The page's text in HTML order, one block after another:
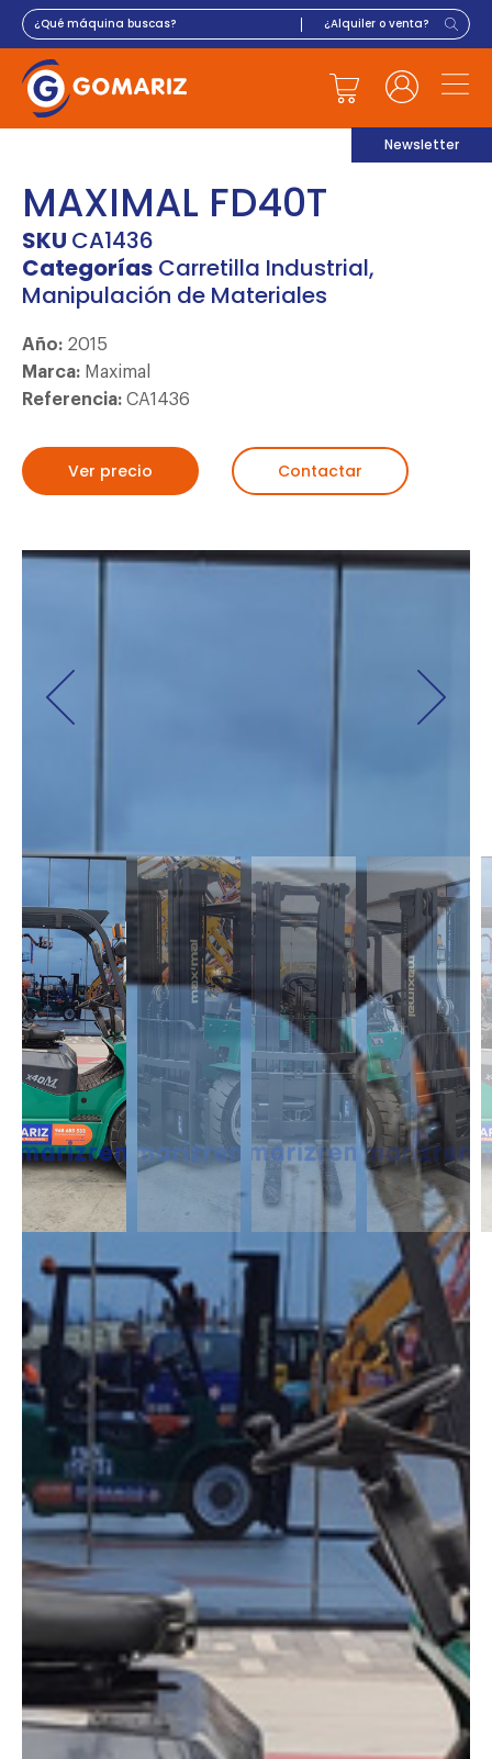
Newsletter
MAXIMAL FD40T
SKU CA1436
Categorías Carretilla Industrial,
Manipulación de Materiales
Año: 2015
Marca: Maximal
Referencia: CA1436
Ver precio Contactar
DESCRIPCIÓN
Máquinas destinadas al trabajo en cualquier condición, existen modelos
con propulsión 4×4. El motor diésel les proporciona suficientemente
potencia para manejar cargas más grandes, disponemos con unidades
con hasta 7.000kg de capacidad. Máquinas muy versátiles y útil para
cualquier empresa.
DIMENSIONES
Altura: 4.30 metros
Altura de trabajo:
Altura almacenaje:2.18 m
1.41 m
ESPECIFICACIONES TÉCNICAS